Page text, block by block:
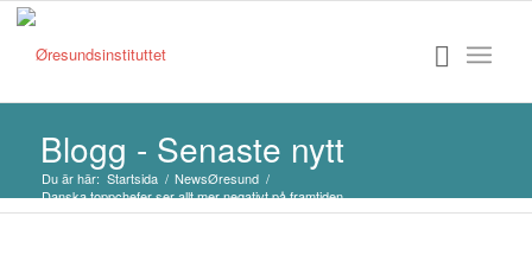
Blogg - Senaste nytt
Du är här: Startsida / NewsØresund /
Danska toppchefer ser allt mer negativt på framtiden